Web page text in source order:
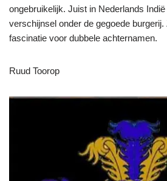
ongebruikelijk. Juist in Nederlands
verschijnsel onder de gegoede
fascinatie voor dubbele achternamen.
Ruud Toorop